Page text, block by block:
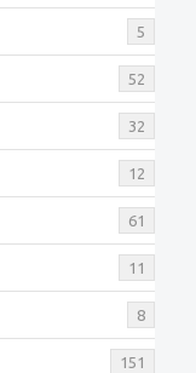
5
52
32
12
61
11
8
151